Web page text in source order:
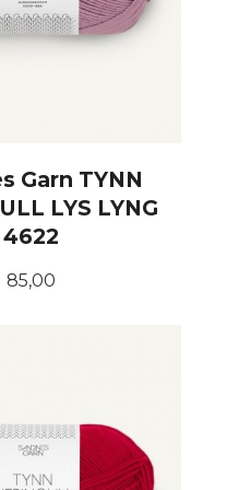
Garn TYNN
LYS LYNG
4622
Pris
85,00